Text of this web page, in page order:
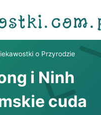
o Przyrodzie
i Ninh
cuda